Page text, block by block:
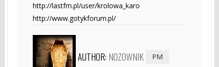
http://lastfm.pl/user/krolowa_karo
http://www.gotykforum.pl/
AUTHOR: NOZOWNIK PM